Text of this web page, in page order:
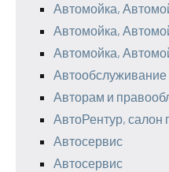
Автомойка,
Автомойка,
Автомойка,
Автообслуживание
Авторам и
АвтоРентур, салон
Автосервис
Автосервис